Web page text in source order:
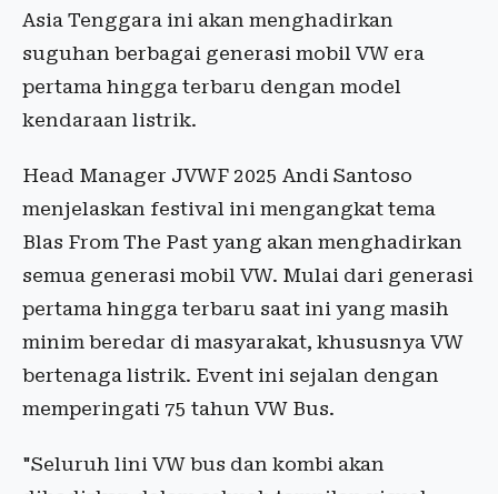
Asia Tenggara ini akan menghadirkan
suguhan berbagai generasi mobil VW era
pertama hingga terbaru dengan model
kendaraan listrik.
Head Manager JVWF 2025 Andi Santoso
menjelaskan festival ini mengangkat tema
Blas From The Past yang akan menghadirkan
semua generasi mobil VW. Mulai dari generasi
pertama hingga terbaru saat ini yang masih
minim beredar di masyarakat, khususnya VW
bertenaga listrik. Event ini sejalan dengan
memperingati 75 tahun VW Bus.
"Seluruh lini VW bus dan kombi akan